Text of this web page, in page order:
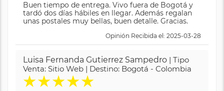
Buen tiempo de entrega. Vivo fuera de Bogotá y
tardó dos días hábiles en llegar. Además regalan
unas postales muy bellas, buen detalle. Gracias.
Opinión Recibida el: 2025-03-28
Luisa Fernanda Gutierrez Sampedro | Tipo
Venta: Sitio Web | Destino: Bogotá - Colombia
★★★★★